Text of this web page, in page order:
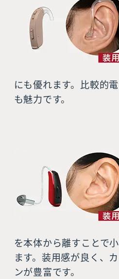
にも優れます。比較的
も魅力です。
を本体から離すことで
ます。装用感が良く、
ンが豊富です。